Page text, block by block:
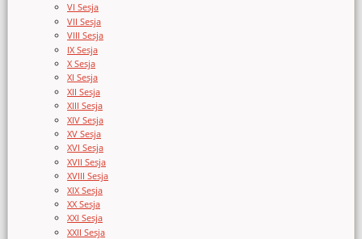
VI Sesja
VII Sesja
VIII Sesja
IX Sesja
X Sesja
XI Sesja
XII Sesja
XIII Sesja
XIV Sesja
XV Sesja
XVI Sesja
XVII Sesja
XVIII Sesja
XIX Sesja
XX Sesja
XXI Sesja
XXII Sesja